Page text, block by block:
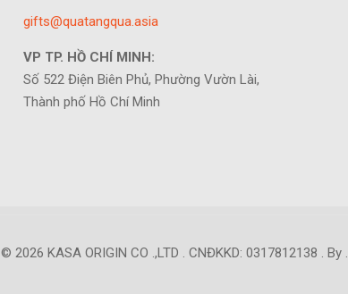
gifts@quatangqua.asia
VP TP. HỒ CHÍ MINH:
Số 522 Điện Biên Phủ, Phường Vườn Lài,
Thành phố Hồ Chí Minh
© 2026 KASA ORIGIN CO .,LTD . CNĐKKD: 0317812138 . By .